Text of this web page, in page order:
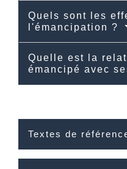
Quels sont les
l'émancipation ?
Quelle est la
émancipé avec
Textes de